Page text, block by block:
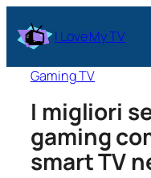
I Love My TV
Gaming TV
I migliori
gaming
smart TV